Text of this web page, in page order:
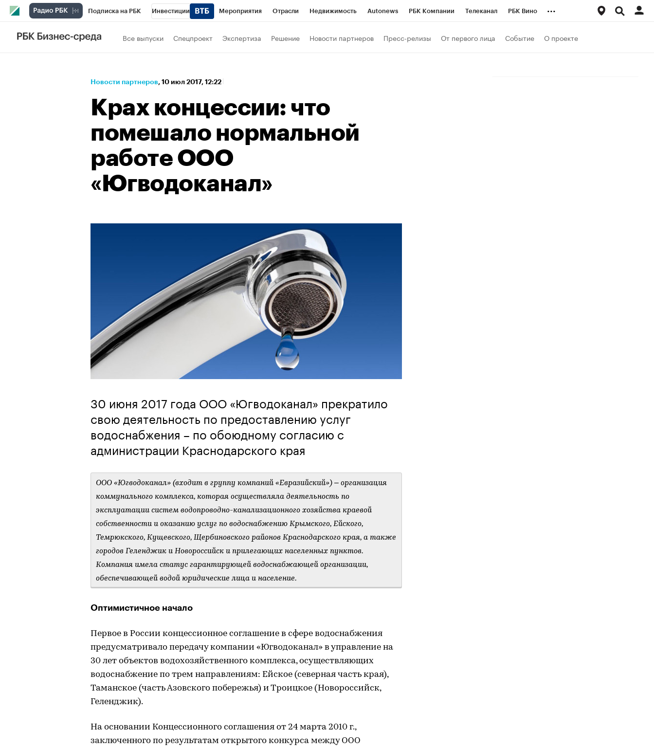
Подписка на РБК Инвестиции Мероприятия Отрасли Недвижимость Autonews РБК Компании Телеканал РБК Вино
Спорт
Технологии и медиа
...
Все выпуски Спецпроект Экспертиза Решение Новости партнеров Пресс-релизы От первого лица Событие О проекте
Новости партнеров⁠, 10 июл 2017, 12:22
Крах концессии: что
помешало нормальной
работе ООО
«Югводоканал»
30 июня 2017 года ООО «Югводоканал» прекратило
свою деятельность по предоставлению услуг
водоснабжения – по обоюдному согласию с
администрации Краснодарского края
ООО «Югводоканал» (входит в группу компаний «Евразийский») – организация
коммунального комплекса, которая осуществляла деятельность по
эксплуатации систем водопроводно-канализационного хозяйства краевой
собственности и оказанию услуг по водоснабжению Крымского, Ейского,
Темрюкского, Кущевского, Щербиновского районов Краснодарского края, а также
городов Геленджик и Новороссийск и прилегающих населенных пунктов.
Компания имела статус гарантирующей водоснабжающей организации,
обеспечивающей водой юридические лица и население.
Оптимистичное начало
Первое в России концессионное соглашение в сфере водоснабжения
предусматривало передачу компании «Югводоканал» в управление на
30 лет объектов водохозяйственного комплекса, осуществляющих
водоснабжение по трем направлениям: Ейское (северная часть края),
Таманское (часть Азовского побережья) и Троицкое (Новороссийск,
Геленджик).
На основании Концессионного соглашения от 24 марта 2010 г.,
заключенного по результатам открытого конкурса между ООО